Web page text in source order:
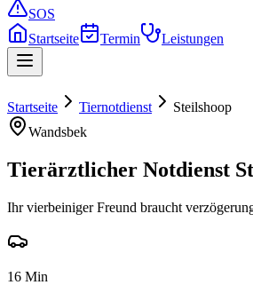
SOS
Startseite
Termin Leistungen
Startseite Tiernotdienst
Steilshoop
Wandsbek
Tierärztlicher Notdienst
Ihr vierbeiniger Freund braucht
16 Min